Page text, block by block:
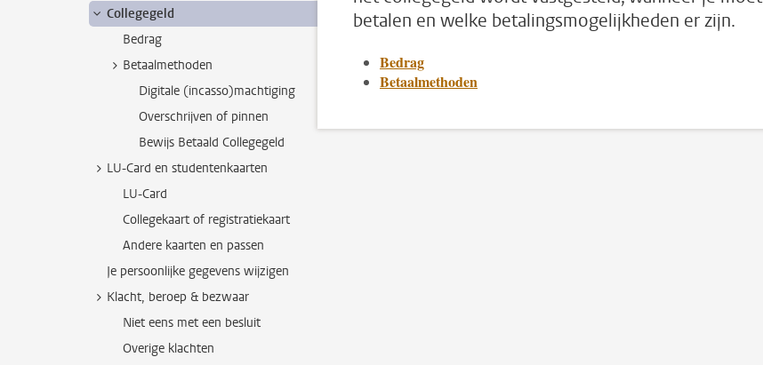
Collegegeld
Bedrag
Betaalmethoden
Digitale (incasso)machtiging
Overschrijven of pinnen
Bewijs Betaald Collegegeld
LU-Card en studentenkaarten
LU-Card
Collegekaart of registratiekaart
Andere kaarten en passen
Je persoonlijke gegevens wijzigen
Klacht, beroep & bezwaar
Niet eens met een besluit
Overige klachten
betalen en welke betalingsmogelijkheden er zijn.
Bedrag
Betaalmethoden